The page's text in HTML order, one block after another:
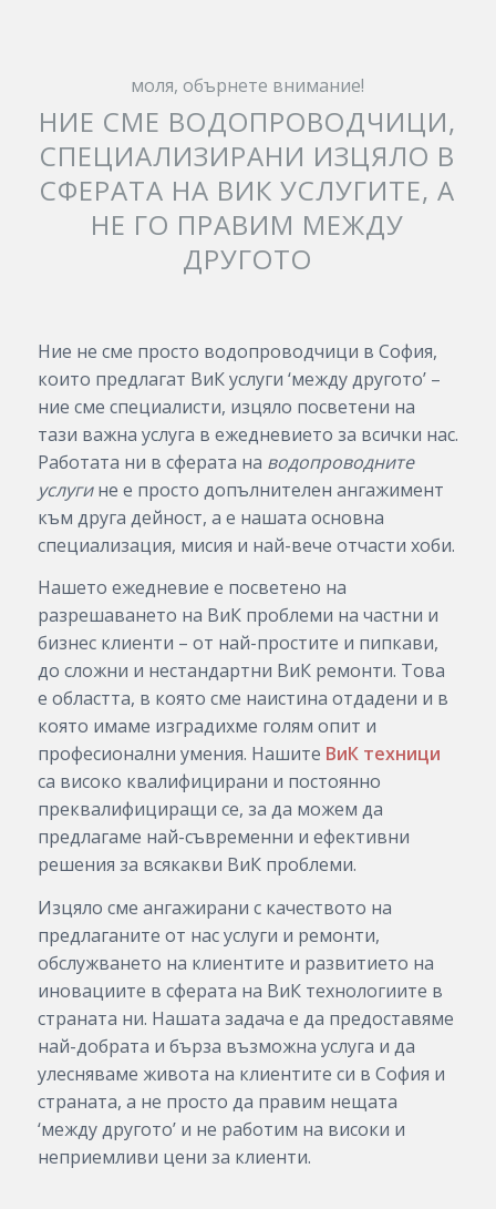
моля, обърнете внимание!
НИЕ СМЕ ВОДОПРОВОДЧИЦИ,
СПЕЦИАЛИЗИРАНИ ИЗЦЯЛО В
СФЕРАТА НА ВИК УСЛУГИТЕ, А
НЕ ГО ПРАВИМ МЕЖДУ
ДРУГОТО
Ние не сме просто водопроводчици в София,
които предлагат ВиК услуги ‘между другото’ –
ние сме специалисти, изцяло посветени на
тази важна услуга в ежедневието за всички нас.
Работата ни в сферата на водопроводните
услугине е просто допълнителен ангажимент
към друга дейност, а е нашата основна
специализация, мисия и най-вече отчасти хоби.
Нашето ежедневие е посветено на
разрешаването на ВиК проблеми на частни и
бизнес клиенти – от най-простите и пипкави,
до сложни и нестандартни ВиК ремонти. Това
е областта, в която сме наистина отдадени и в
която имаме изградихме голям опит и
професионални умения. Нашите ВиК техници
са високо квалифицирани и постоянно
преквалифициращи се, за да можем да
предлагаме най-съвременни и ефективни
решения за всякакви ВиК проблеми.
Изцяло сме ангажирани с качеството на
предлаганите от нас услуги и ремонти,
обслужването на клиентите и развитието на
иновациите в сферата на ВиК технологиите в
страната ни. Нашата задача е да предоставяме
най-добрата и бърза възможна услуга и да
улесняваме живота на клиентите си в София и
страната, а не просто да правим нещата
‘между другото’ и не работим на високи и
неприемливи цени за клиенти.